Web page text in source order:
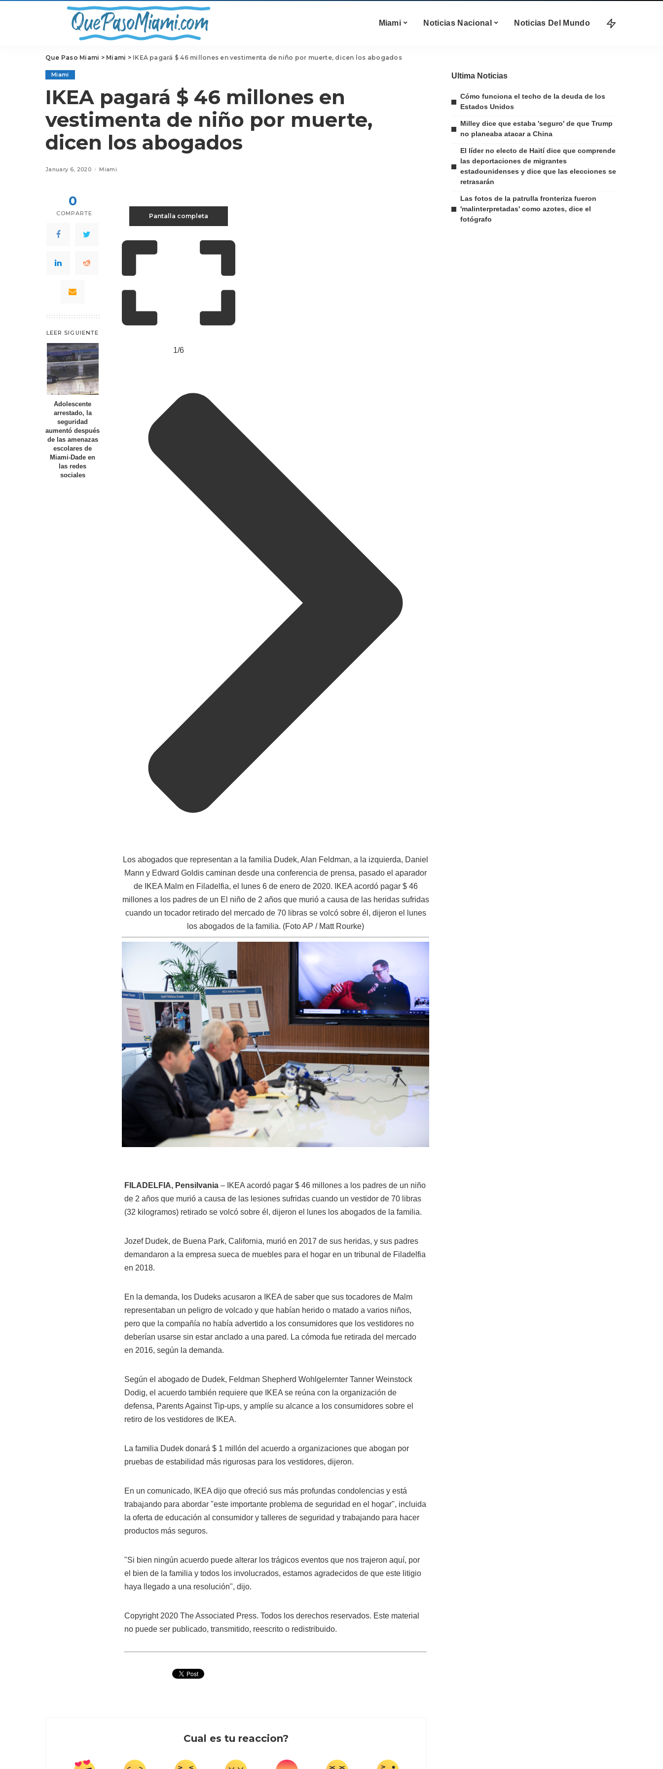
Miami Noticias Nacional Noticias Del Mundo
Que Paso Miami > Miami > IKEA pagará $ 46 millones en vestimenta de niño por muerte, dicen los abogados
Miami
IKEA pagará $ 46 millones en
vestimenta de niño por muerte,
dicen los abogados
January 6, 2020 Miami
0
COMPARTE
LEER SIGUIENTE
Adolescente
arrestado, la
seguridad
aumentó después
de las amenazas
escolares de
Miami-Dade en
las redes
sociales
Pantalla completa
1/6
Los abogados que representan a la familia Dudek, Alan Feldman, a la izquierda, Daniel
Mann y Edward Goldis caminan desde una conferencia de prensa, pasado el aparador
de IKEA Malm en Filadelfia, el lunes 6 de enero de 2020. IKEA acordó pagar $ 46
millones a los padres de un El niño de 2 años que murió a causa de las heridas sufridas
cuando un tocador retirado del mercado de 70 libras se volcó sobre él, dijeron el lunes
los abogados de la familia. (Foto AP / Matt Rourke)
FILADELFIA, Pensilvania – IKEA acordó pagar $ 46 millones a los padres de un niño
de 2 años que murió a causa de las lesiones sufridas cuando un vestidor de 70 libras
(32 kilogramos) retirado se volcó sobre él, dijeron el lunes los abogados de la familia.
Jozef Dudek, de Buena Park, California, murió en 2017 de sus heridas, y sus padres
demandaron a la empresa sueca de muebles para el hogar en un tribunal de Filadelfia
en 2018.
En la demanda, los Dudeks acusaron a IKEA de saber que sus tocadores de Malm
representaban un peligro de volcado y que habían herido o matado a varios niños,
pero que la compañía no había advertido a los consumidores que los vestidores no
deberían usarse sin estar anclado a una pared. La cómoda fue retirada del mercado
en 2016, según la demanda.
Según el abogado de Dudek, Feldman Shepherd Wohlgelernter Tanner Weinstock
Dodig, el acuerdo también requiere que IKEA se reúna con la organización de
defensa, Parents Against Tip-ups, y amplíe su alcance a los consumidores sobre el
retiro de los vestidores de IKEA.
La familia Dudek donará $ 1 millón del acuerdo a organizaciones que abogan por
pruebas de estabilidad más rigurosas para los vestidores, dijeron.
En un comunicado, IKEA dijo que ofreció sus más profundas condolencias y está
trabajando para abordar "este importante problema de seguridad en el hogar", incluida
la oferta de educación al consumidor y talleres de seguridad y trabajando para hacer
productos más seguros.
"Si bien ningún acuerdo puede alterar los trágicos eventos que nos trajeron aquí, por
el bien de la familia y todos los involucrados, estamos agradecidos de que este litigio
haya llegado a una resolución", dijo.
Copyright 2020 The Associated Press. Todos los derechos reservados. Este material
no puede ser publicado, transmitido, reescrito o redistribuido.
Cual es tu reaccion?
Ultima Noticias
Cómo funciona el techo de la deuda de los
Estados Unidos
Milley dice que estaba 'seguro' de que Trump
no planeaba atacar a China
El líder no electo de Haití dice que comprende
las deportaciones de migrantes
estadounidenses y dice que las elecciones se
retrasarán
Las fotos de la patrulla fronteriza fueron
'malinterpretadas' como azotes, dice el
fotógrafo